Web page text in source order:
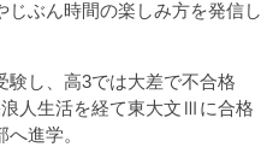
じぶん時間の楽しみ方を発信し
験し、高3では大差で不合格
人生活を経て東大文Ⅲに合格
へ進学。